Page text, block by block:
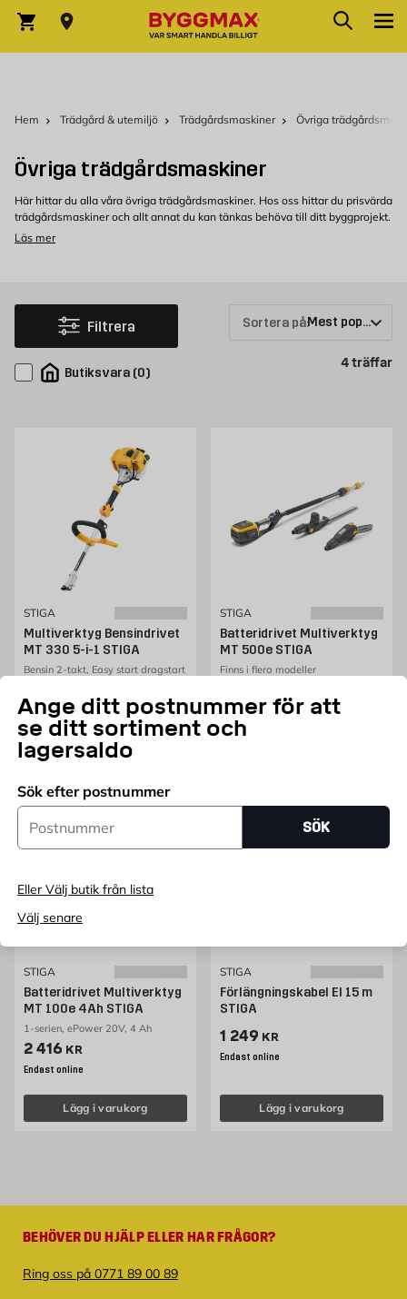
Ange ditt postnummer för att
se ditt sortiment och
lagersaldo
Sök efter postnummer
Postnummer
SÖK
Eller Välj butik från lista
Välj senare
Varukorg Sök
Hem Trädgård & utemiljö Trädgårdsmaskiner Övriga
Övriga trädgårdsmaskiner
Här hittar du alla våra övriga trädgårdsmaskiner. Hos oss hittar du prisvärda
trädgårdsmaskiner och allt annat du kan tänkas behöva till ditt byggprojekt.
att se vilken trädgårdsmaskin som vi kan erbjuda.
Läs mer
Filtrera
Butiksvara (0)
Sortera på:
4träffar
STIGA
Multiverktyg Bensindrivet
MT 330 5-i-1 STIGA
Bensin 2-takt, Easy start dragstart
Endast online
Lägg i varukorg
STIGA
Batteridrivet Multiverktyg
MT 500e STIGA
Finns i flera modeller
Endast online
STIGA
Batteridrivet Multiverktyg
MT 100e 4Ah STIGA
1-serien, ePower 20V, 4 Ah
Pris 2416 kr
2 416 KR
Endast online
Lägg i varukorg
STIGA
Förlängningskabel El 15 m
STIGA
Pris 1249 kr
1 249 KR
Endast online
Lägg i varukorg
BEHÖVER DU HJÄLP ELLER HAR FRÅGOR?
Ring oss på 0771 89 00 89